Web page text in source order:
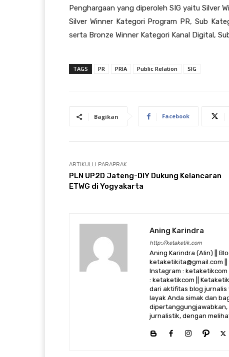
Penghargaan yang diperoleh SIG yaitu Silver
Silver Winner Kategori Program PR, Sub
serta Bronze Winner Kategori Kanal Digital,
TAGS PR PRIA Public Relation SIG
Bagikan Facebook
ARTIKULLI PARAPRAK
PLN UP2D Jateng-DIY Dukung Kelancaran
ETWG di Yogyakarta
Aning Karindra
http://ketaketik.com
Aning Karindra (Alin) ||
ketaketikita@gmail.com ||
Instagram : ketaketikcom
: ketaketikcom ||
dari aktifitas blog
layak Anda simak dan
jurnalistik, dengan